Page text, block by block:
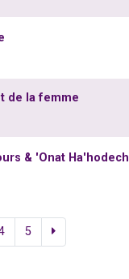
de la femme
& 'Onat Ha'hodech
5